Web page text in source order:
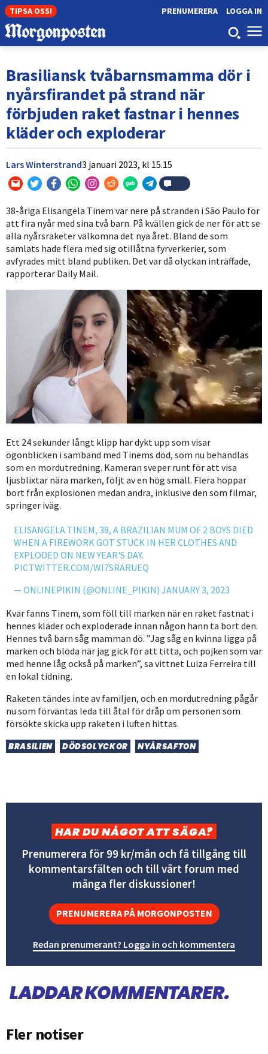
TIPSA OSS! LOGGA IN
PRENUMERERA
Brasiliansk tvåbarnsmamma dör i
nyårsfirandet på strand när
förbjuden raket fastnar i hennes
kläder och exploderar
Lars Winterstrand3 januari 2023, kl 15.15
38-åriga Elisangela Tinem var nere på stranden i São Paulo för
att fira nyår med sina två barn. På kvällen gick de ner för att se
alla nyårsraketer välkomna det nya året. Bland de som
samlats hade flera med sig otillåtna fyrverkerier, som
avfyrades mitt bland publiken. Det var då olyckan inträffade,
rapporterar Daily Mail.
Ett 24 sekunder långt klipp har dykt upp som visar
ögonblicken i samband med Tinems död, som nu behandlas
som en mordutredning. Kameran sveper runt för att visa
ljusblixtar nära marken, följt av en hög smäll. Flera hoppar
bort från explosionen medan andra, inklusive den som filmar,
springer iväg.
ELISANGELA TINEM, 38, A BRAZILIAN MUM OF 2 BOYS DIED
WHEN A FIREWORK GOT STUCK IN HER CLOTHES AND
EXPLODED ON NEW YEAR'S DAY.
PIC.TWITTER.COM/WI7SRARUEQ
— ONLINEPIKIN (@ONLINE_PIKIN) JANUARY 3, 2023
Kvar fanns Tinem, som föll till marken när en raket fastnat i
hennes kläder och exploderade innan någon hann ta bort den.
Hennes två barn såg mamman dö. ”Jag såg en kvinna ligga på
marken och blöda när jag gick för att titta, och pojken som var
med henne låg också på marken”, sa vittnet Luiza Ferreira till
en lokal tidning.
Raketen tändes inte av familjen, och en mordutredning pågår
nu som förväntas leda till åtal för dråp om personen som
försökte skicka upp raketen i luften hittas.
BRASILIEN DÖDSOLYCKOR NYÅRSAFTON
HAR DU NÅGOT ATT SÄGA?
Prenumerera för 99 kr/mån och få tillgång till
kommentarsfälten och till vårt forum med
många fler diskussioner!
PRENUMERERA PÅ MORGONPOSTEN
Redan prenumerant? Logga in och kommentera
Fler notiser